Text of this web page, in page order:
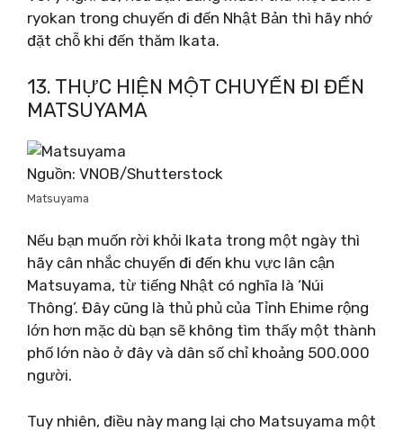
ryokan trong chuyến đi đến Nhật Bản thì hãy nhớ
đặt chỗ khi đến thăm Ikata.
13. THỰC HIỆN MỘT CHUYẾN ĐI ĐẾN
MATSUYAMA
Nguồn: VNOB/Shutterstock
Matsuyama
Nếu bạn muốn rời khỏi Ikata trong một ngày thì
hãy cân nhắc chuyến đi đến khu vực lân cận
Matsuyama, từ tiếng Nhật có nghĩa là ‘Núi
Thông’. Đây cũng là thủ phủ của Tỉnh Ehime rộng
lớn hơn mặc dù bạn sẽ không tìm thấy một thành
phố lớn nào ở đây và dân số chỉ khoảng 500.000
người.
Tuy nhiên, điều này mang lại cho Matsuyama một